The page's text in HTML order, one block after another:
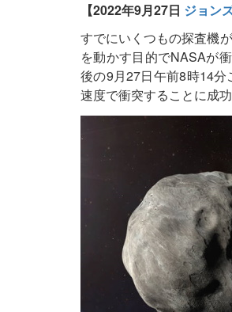
【2022年9月27日 ジョン
すでにいくつもの探査機
を動かす目的でNASAが
後の9月27日午前8時14
速度で衝突することに成功